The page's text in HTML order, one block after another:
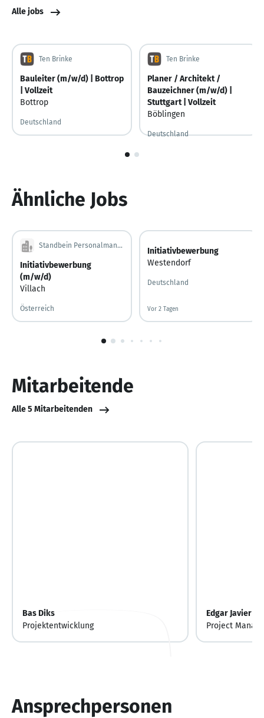
Alle jobs
Ten Brinke
Bauleiter (m/w/d) | Bottrop
| Vollzeit
Bottrop
Deutschland
Ten Brinke
Planer / Architekt /
Bauzeichner (m/w/d) |
Stuttgart | Vollzeit
Böblingen
Deutschland
1
Ähnliche Jobs
Standbein Personalmanagement GmbH
Initiativbewerbung
(m/w/d)
Villach
Österreich
Initiativbewerbung
Westendorf
Deutschland
Vor 2 Tagen
Vor 2 Tagen veröffentlicht
1
Mitarbeitende
Alle 5 Mitarbeitenden
Bas Diks
Projektentwicklung
Edgar Javier
Project
Ansprechpersonen